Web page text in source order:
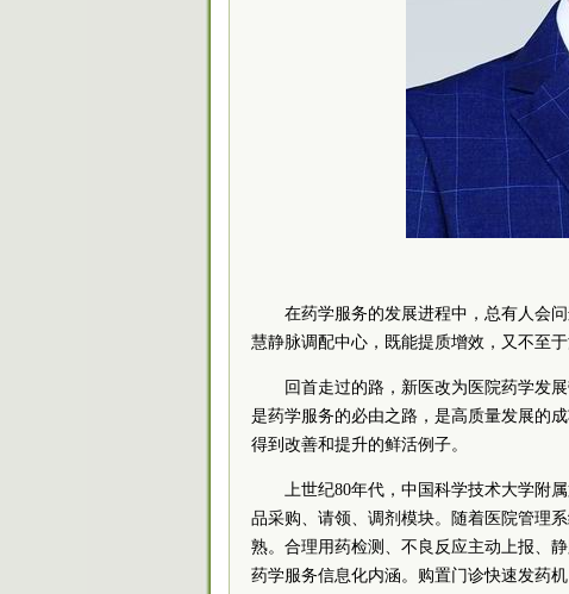
在药学服务的发展进程中，总有人会
慧静脉调配中心，既能提质增效，又不至
回首走过的路，新医改为医院药学发
是药学服务的必由之路，是高质量发展的
得到改善和提升的鲜活例子。
上世纪80年代，中国科学技术大学附
品采购、请领、调剂模块。随着医院管理
熟。合理用药检测、不良反应主动上报、
药学服务信息化内涵。购置门诊快速发药